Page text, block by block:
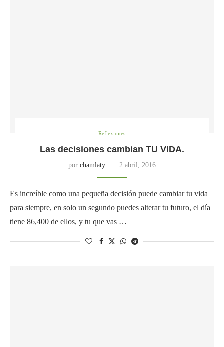
Reflexiones
Las decisiones cambian TU VIDA.
por chamlaty 2 abril, 2016
Es increíble como una pequeña decisión puede cambiar tu vida
para siempre, en solo un segundo puedes alterar tu futuro, el día
tiene 86,400 de ellos, y tu que vas …